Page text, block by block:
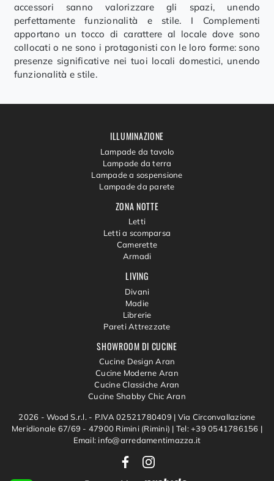
accessori sanno valorizzare gli spazi, unendo
perfettamente funzionalità e stile. I Complementi
apportano un tocco di carattere al locale dove sono
collocati o ne sono i protagonisti con le loro forme: sono
presenze significative nei tuoi locali domestici, unendo
funzionalità e stile.
SHOWROOM DI CUCINE
Cucine Design Aran
Cucine Moderne Aran
Cucine Classiche Aran
Cucine Shabby Chic Aran
LIVING
Divani
Madie
Librerie
Pareti Attrezzate
ZONA NOTTE
Letti
Letti a scomparsa
Camerette
Armadi
ILLUMINAZIONE
Lampade da tavolo
Lampade da terra
Lampade a sospensione
Lampade da parete
2026 - Wood S.r.l. - P.IVA 02521780409 | Via Circonvallazione
Meridionale 67/69 - 47900 Rimini (Rimini) | Tel: +39 0541786156 |
Email: info@arredamentimazza.it